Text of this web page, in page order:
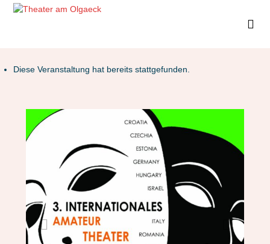
Diese Veranstaltung hat bereits stattgefunden.